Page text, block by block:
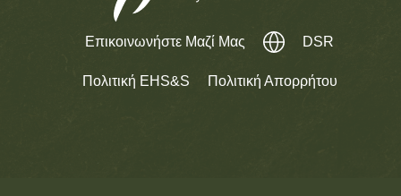
Επικοινωνήστε Μαζί Μας DSR
Πολιτική EHS&S Πολιτική Απορρήτου